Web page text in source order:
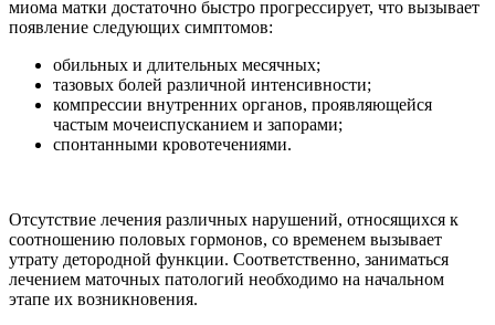
миома матки достаточно быстро прогрессирует, что вызывает
появление следующих симптомов:
обильных и длительных месячных;
тазовых болей различной интенсивности;
компрессии внутренних органов, проявляющейся
частым мочеиспусканием и запорами;
спонтанными кровотечениями.
Отсутствие лечения различных нарушений, относящихся к
соотношению половых гормонов, со временем вызывает
утрату детородной функции. Соответственно, заниматься
лечением маточных патологий необходимо на начальном
этапе их возникновения.